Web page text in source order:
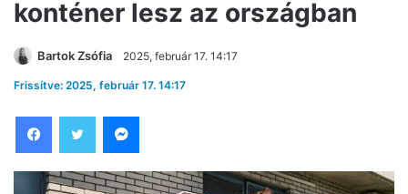
konténer lesz az országban
Bartok Zsófia 2025, február 17. 14:17
Frissítve: 2025, február 17. 14:17